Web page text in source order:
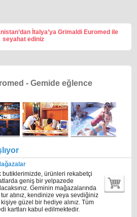
İtalya’ya Grimaldi Euromed ile
seyahat ediniz
- Gemide eğlence
butiklerimizde, ürünleri rekabetçi
geniş bir yelpazede
Geminin mağazalarında
tur atınız, kendinize veya sevdiğiniz
kişiye güzel bir hediye alınız. Tüm
kartları kabul edilmektedir.